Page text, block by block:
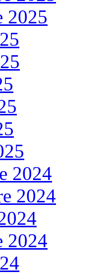
2025
2024
2024
2024